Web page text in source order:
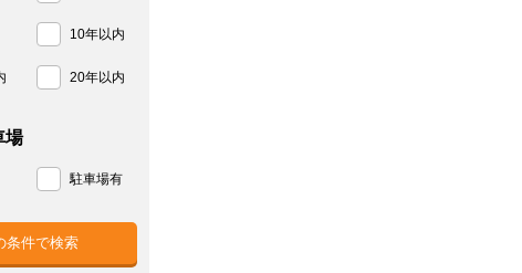
10年以内
20年以内
場
駐車場有